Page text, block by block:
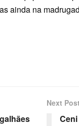
ainda na
Next Post